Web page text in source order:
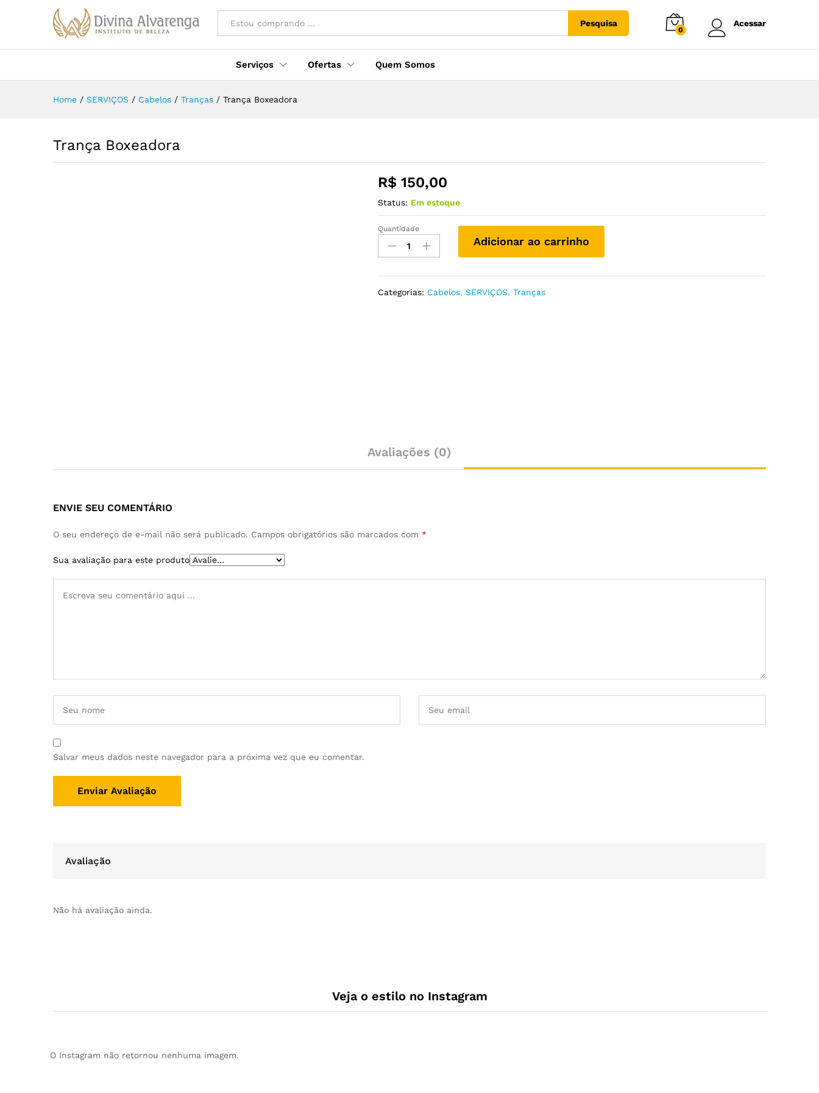
Tudo Pesquisa
0
Acessar
Serviços Ofertas Quem Somos
Home / SERVIÇOS / Cabelos / Tranças / Trança Boxeadora
Trança Boxeadora
R$ 150,00
Status: Em estoque
Quantidade
Adicionar ao carrinho
Categorias: Cabelos,SERVIÇOS,Tranças
Avaliações (0)
ENVIE SEU COMENTÁRIO
O seu endereço de e-mail não será publicado. Campos obrigatórios são marcados com *
Sua avaliação para este produto
Salvar meus dados neste navegador para a próxima vez que eu comentar.
Avaliação
Não há avaliação ainda.
Veja o estilo no Instagram
O Instagram não retornou nenhuma imagem.